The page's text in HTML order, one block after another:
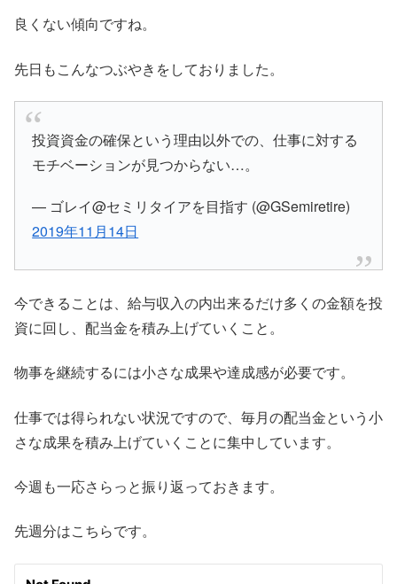
良くない傾向ですね。
先日もこんなつぶやきをしておりました。
投資資金の確保という理由以外での、仕事に対する
モチベーションが見つからない…。
— ゴレイ@セミリタイアを目指す (@GSemiretire)
2019年11月14日
今できることは、給与収入の内出来るだけ多くの金額を投
資に回し、配当金を積み上げていくこと。
物事を継続するには小さな成果や達成感が必要です。
仕事では得られない状況ですので、毎月の配当金という小
さな成果を積み上げていくことに集中しています。
今週も一応さらっと振り返っておきます。
先週分はこちらです。